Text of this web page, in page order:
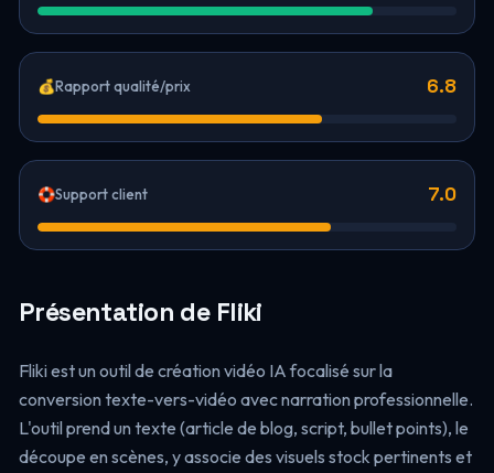
💰Rapport qualité/prix 6.8
🛟Support client 7.0
Présentation de Fliki
Fliki est un outil de création vidéo IA focalisé sur la
conversion texte-vers-vidéo avec narration professionnelle.
L'outil prend un texte (article de blog, script, bullet points), le
découpe en scènes, y associe des visuels stock pertinents et